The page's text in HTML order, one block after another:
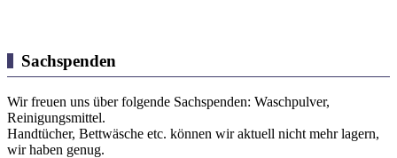
Sachspenden
Wir freuen uns über folgende Sachspenden: Waschpulver,
Reinigungsmittel.
Handtücher, Bettwäsche etc. können wir aktuell nicht mehr lagern,
wir haben genug.